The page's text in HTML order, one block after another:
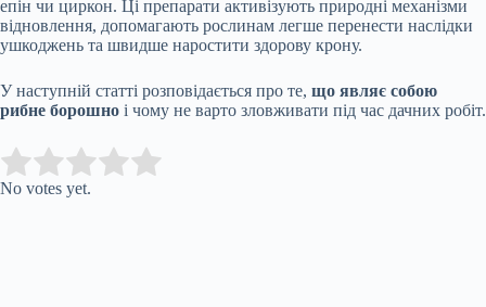
епін чи циркон. Ці препарати активізують природні механізми
відновлення, допомагають рослинам легше перенести наслідки
ушкоджень та швидше наростити здорову крону.
У наступній статті розповідається про те, що являє собою
рибне борошно і чому не варто зловживати під час дачних робіт.
Rate this item:
No votes yet.